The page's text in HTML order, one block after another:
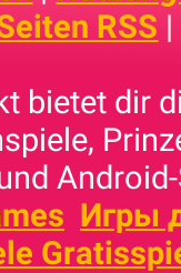
RSS |
bietet dir
Игры